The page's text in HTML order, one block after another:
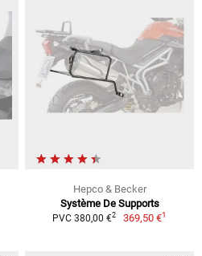
Hepco & Becker
Système De Supports
PVC 380,00 €2 369,50 €1